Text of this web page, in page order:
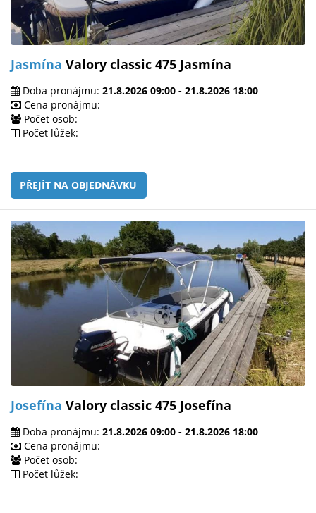
Jasmína Valory classic 475 Jasmína
Doba pronájmu: 21.8.2026 09:00 - 21.8.2026 18:00
Cena pronájmu:
Počet osob:
Počet lůžek:
PŘEJÍT NA OBJEDNÁVKU
Josefína Valory classic 475 Josefína
Doba pronájmu: 21.8.2026 09:00 - 21.8.2026 18:00
Cena pronájmu:
Počet osob:
Počet lůžek: